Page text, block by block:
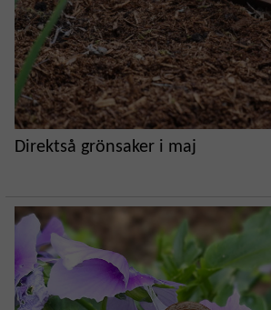
Direktså grönsaker i maj